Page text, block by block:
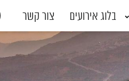
בלוג אירועים צור קשר